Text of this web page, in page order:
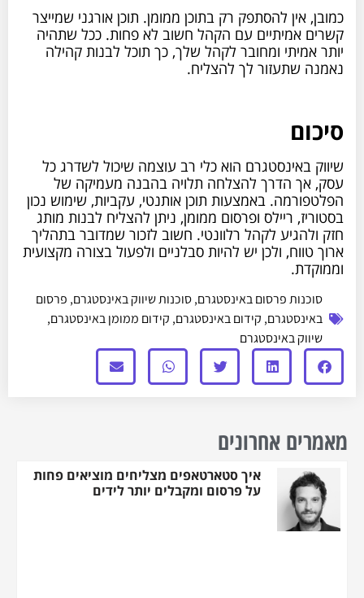
כמובן, אין להסתפק רק בתוכן ממומן. תוכן אורגני שמייצר
קשרים אמיתיים עם הקהל חשוב לא פחות. ככל שתהיה
יותר אמיתי ומחובר לקהל שלך, כך תוכל לבנות קהילה
נאמנה שתעזור לך להצליח.
סיכום
שיווק באינסטגרם הוא כלי רב עוצמה שיכול לשדרג כל
עסק, אך הדרך להצלחה תלויה בהבנה מעמיקה של
הפלטפורמה. באמצעות תוכן אותנטי, עקביות, שימוש נכון
בסטוריז, ריילס ופרסום ממומן, ניתן להצליח לבנות מותג
חזק ולהגיע לקהל רלוונטי. חשוב לזכור שמדובר בתהליך
ארוך טווח, ולכן יש להיות סבלניים ולפעול בצורה מקצועית
וממוקדת.
סוכנות פרסום באינסטגרם,סוכנות שיווק באינסטגרם,פרסום
באינסטגרם,קידום באינסטגרם,קידום ממומן באינסטגרם,
שיווק באינסטגרם
מאמרים אחרונים
איך סטארטאפים מצליחים מוציאים פחות
על פרסום ומקבלים יותר לידים